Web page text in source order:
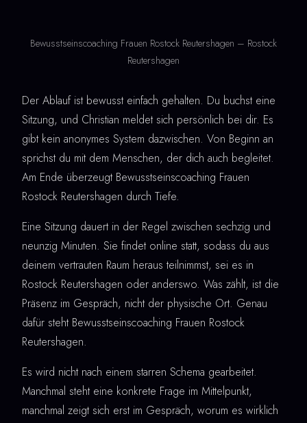
Bewusstseinscoaching Frauen Rostock Reutershagen – Rostock
Reutershagen
Der Ablauf ist bewusst einfach gehalten. Du buchst eine
Sitzung, und Christian meldet sich persönlich bei dir. Es
gibt kein anonymes System dazwischen. Von Beginn an
sprichst du mit dem Menschen, der dich auch begleitet.
Am Ende überzeugt Bewusstseinscoaching Frauen
Rostock Reutershagen durch Tiefe.
Eine Sitzung dauert in der Regel zwischen sechzig und
neunzig Minuten. Sie findet online statt, sodass du aus
deinem vertrauten Raum heraus teilnimmst, sei es in
Rostock Reutershagen oder anderswo. Was zählt, ist die
Präsenz im Gespräch, nicht der physische Ort. Genau
dafür steht Bewusstseinscoaching Frauen Rostock
Reutershagen.
Es wird nicht nach einem starren Schema gearbeitet.
Manchmal steht eine konkrete Frage im Mittelpunkt,
manchmal zeigt sich erst im Gespräch, worum es wirklich